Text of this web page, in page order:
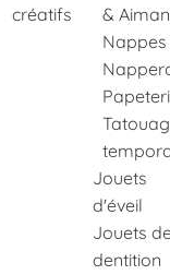
créatifs
&
Nappes
Jouets
d'éveil
Jouets
dentition